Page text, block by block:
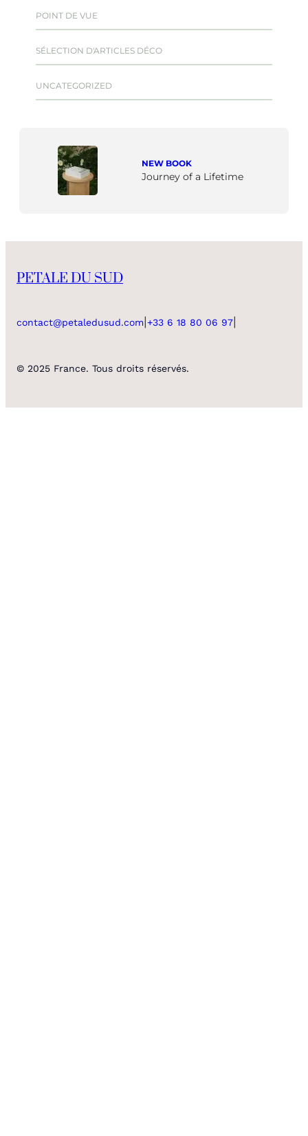
POINT DE VUE
SÉLECTION D'ARTICLES DÉCO
UNCATEGORIZED
NEW BOOK
Journey of a Lifetime
PETALE DU SUD
contact@petaledusud.com +33 6 18 80 06 97
© 2025 France. Tous droits réservés.